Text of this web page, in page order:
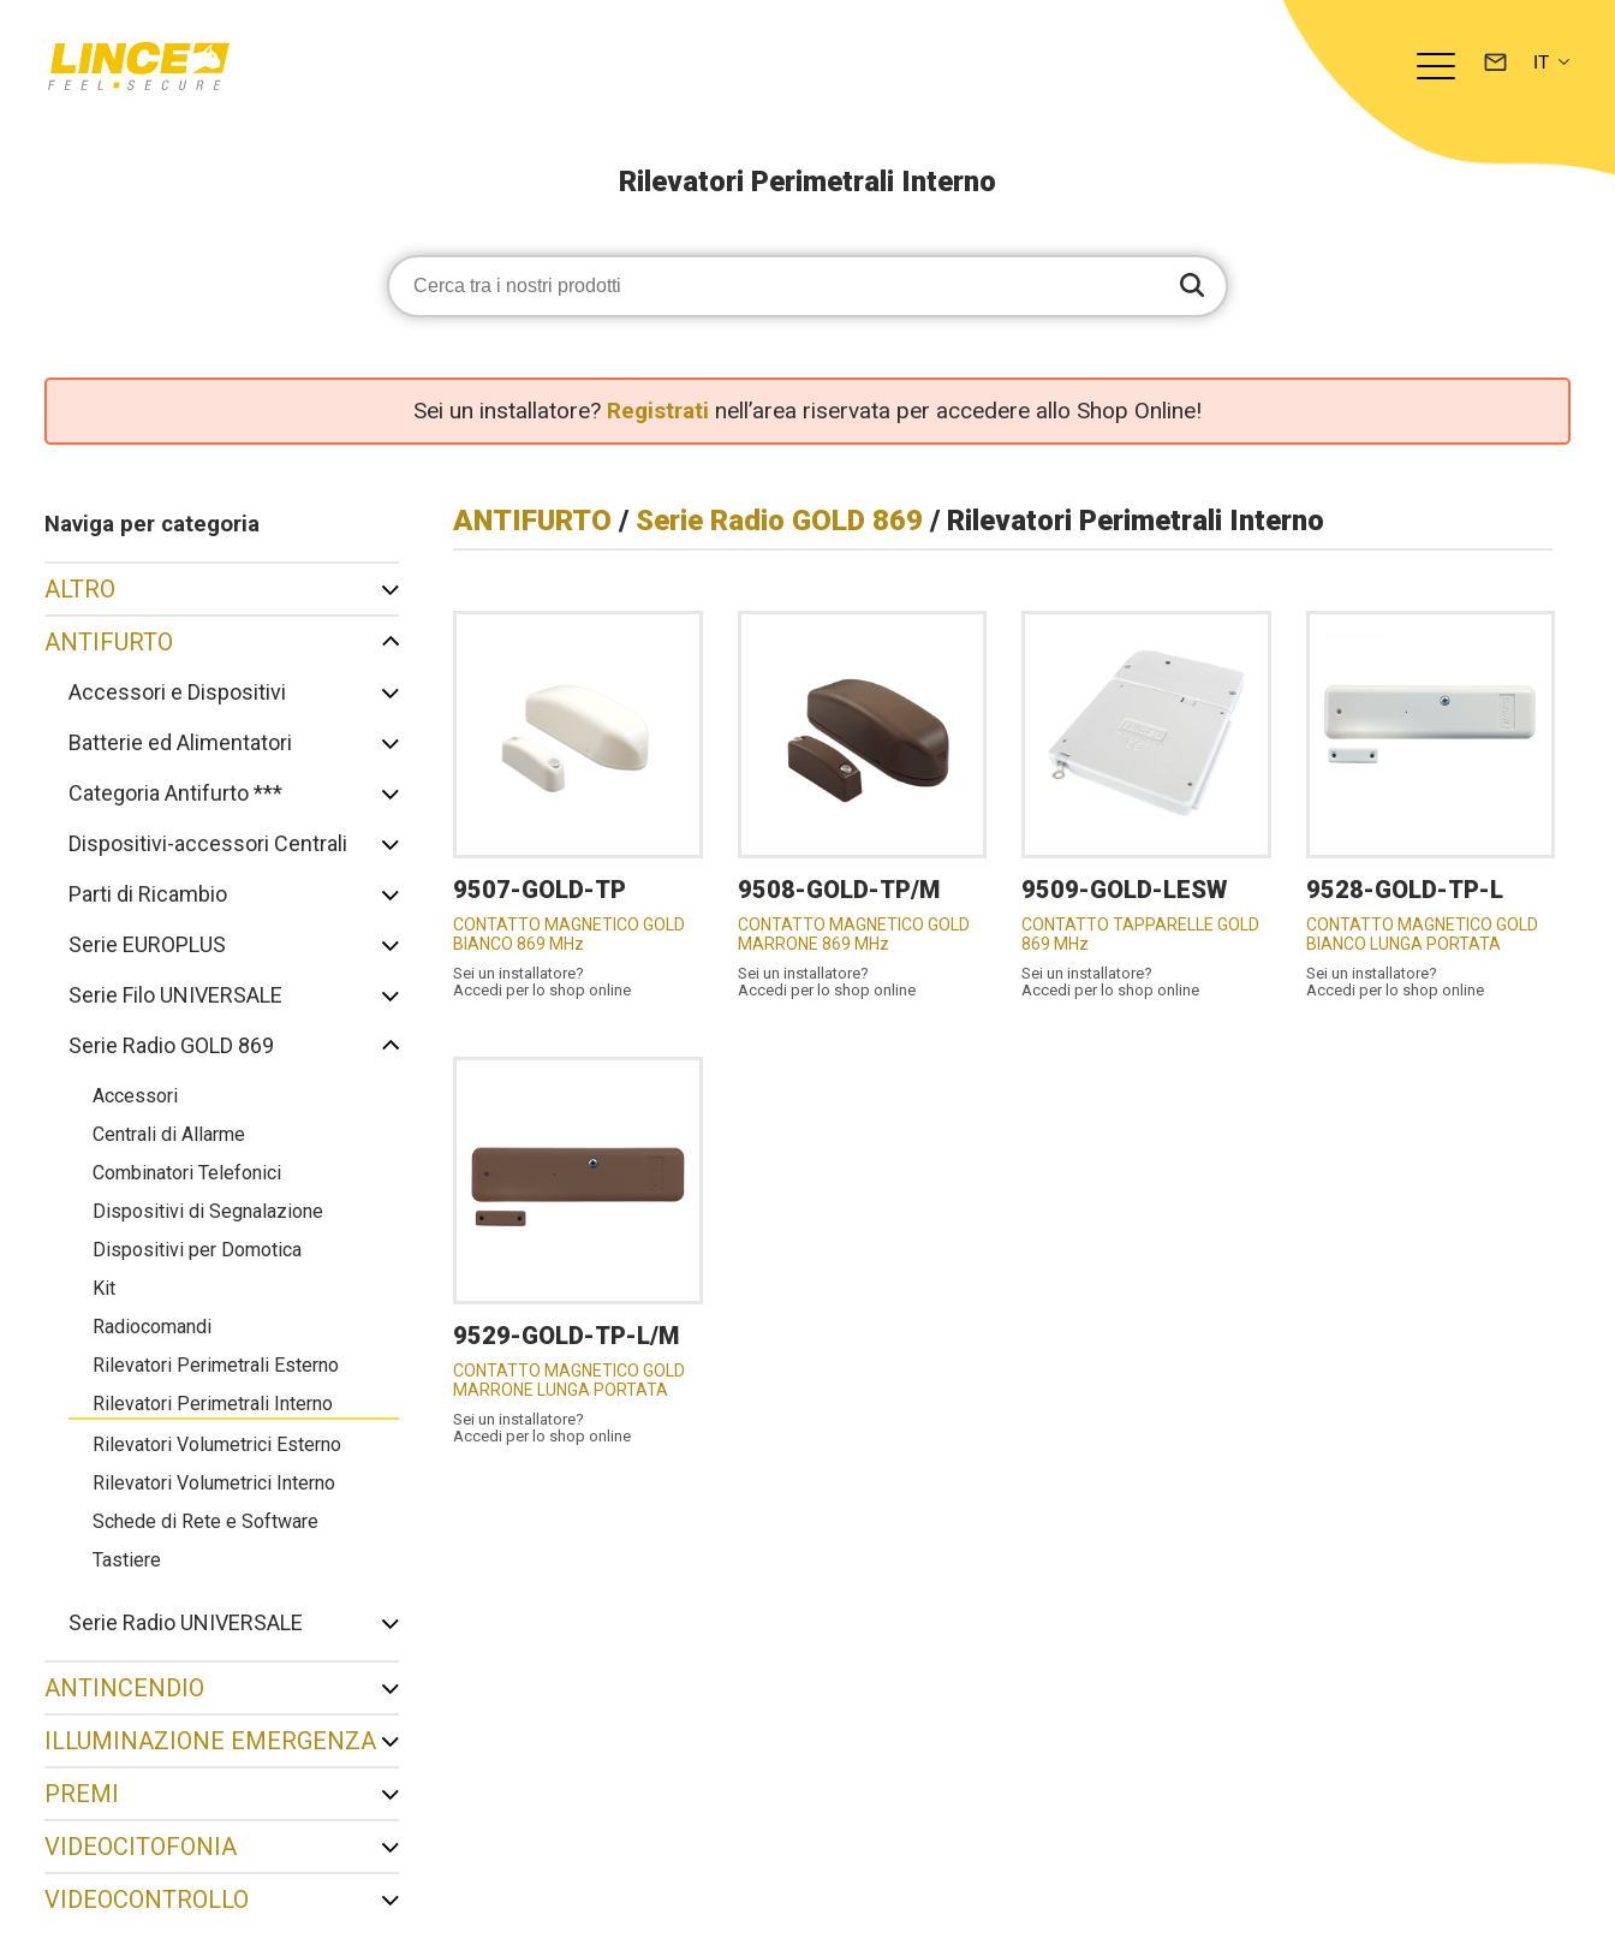
Rilevatori Perimetrali Interno
Sei un installatore? Registrati nell’area riservata per accedere allo Shop Online!
Naviga per categoria
ALTRO
ANTIFURTO
Accessori e Dispositivi
Batterie ed Alimentatori
Categoria Antifurto ***
Dispositivi-accessori Centrali
Parti di Ricambio
Serie EUROPLUS
Serie Filo UNIVERSALE
Serie Radio GOLD 869
Accessori
Centrali di Allarme
Combinatori Telefonici
Dispositivi di Segnalazione
Dispositivi per Domotica
Kit
Radiocomandi
Rilevatori Perimetrali Esterno
Rilevatori Perimetrali Interno
Rilevatori Volumetrici Esterno
Rilevatori Volumetrici Interno
Schede di Rete e Software
Tastiere
Serie Radio UNIVERSALE
ANTINCENDIO
ILLUMINAZIONE EMERGENZA
PREMI
VIDEOCITOFONIA
VIDEOCONTROLLO
ANTIFURTO / Serie Radio GOLD 869 / Rilevatori Perimetrali Interno
9507-GOLD-TP
CONTATTO MAGNETICO GOLD
BIANCO 869 MHz
Sei un installatore?
Accedi per lo shop online
9508-GOLD-TP/M
CONTATTO MAGNETICO GOLD
MARRONE 869 MHz
Sei un installatore?
Accedi per lo shop online
9509-GOLD-LESW
CONTATTO TAPPARELLE GOLD
869 MHz
Sei un installatore?
Accedi per lo shop online
9528-GOLD-TP-L
CONTATTO MAGNETICO GOLD
BIANCO LUNGA PORTATA
Sei un installatore?
Accedi per lo shop online
9529-GOLD-TP-L/M
CONTATTO MAGNETICO GOLD
MARRONE LUNGA PORTATA
Sei un installatore?
Accedi per lo shop online